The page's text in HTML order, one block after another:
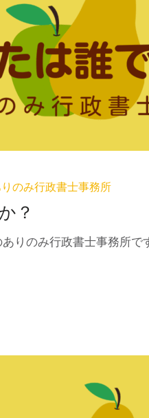
のみ行政書士事務所
？
りのみ行政書士事務所で